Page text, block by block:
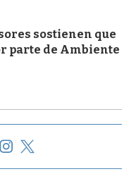
sostienen que
parte de Ambiente